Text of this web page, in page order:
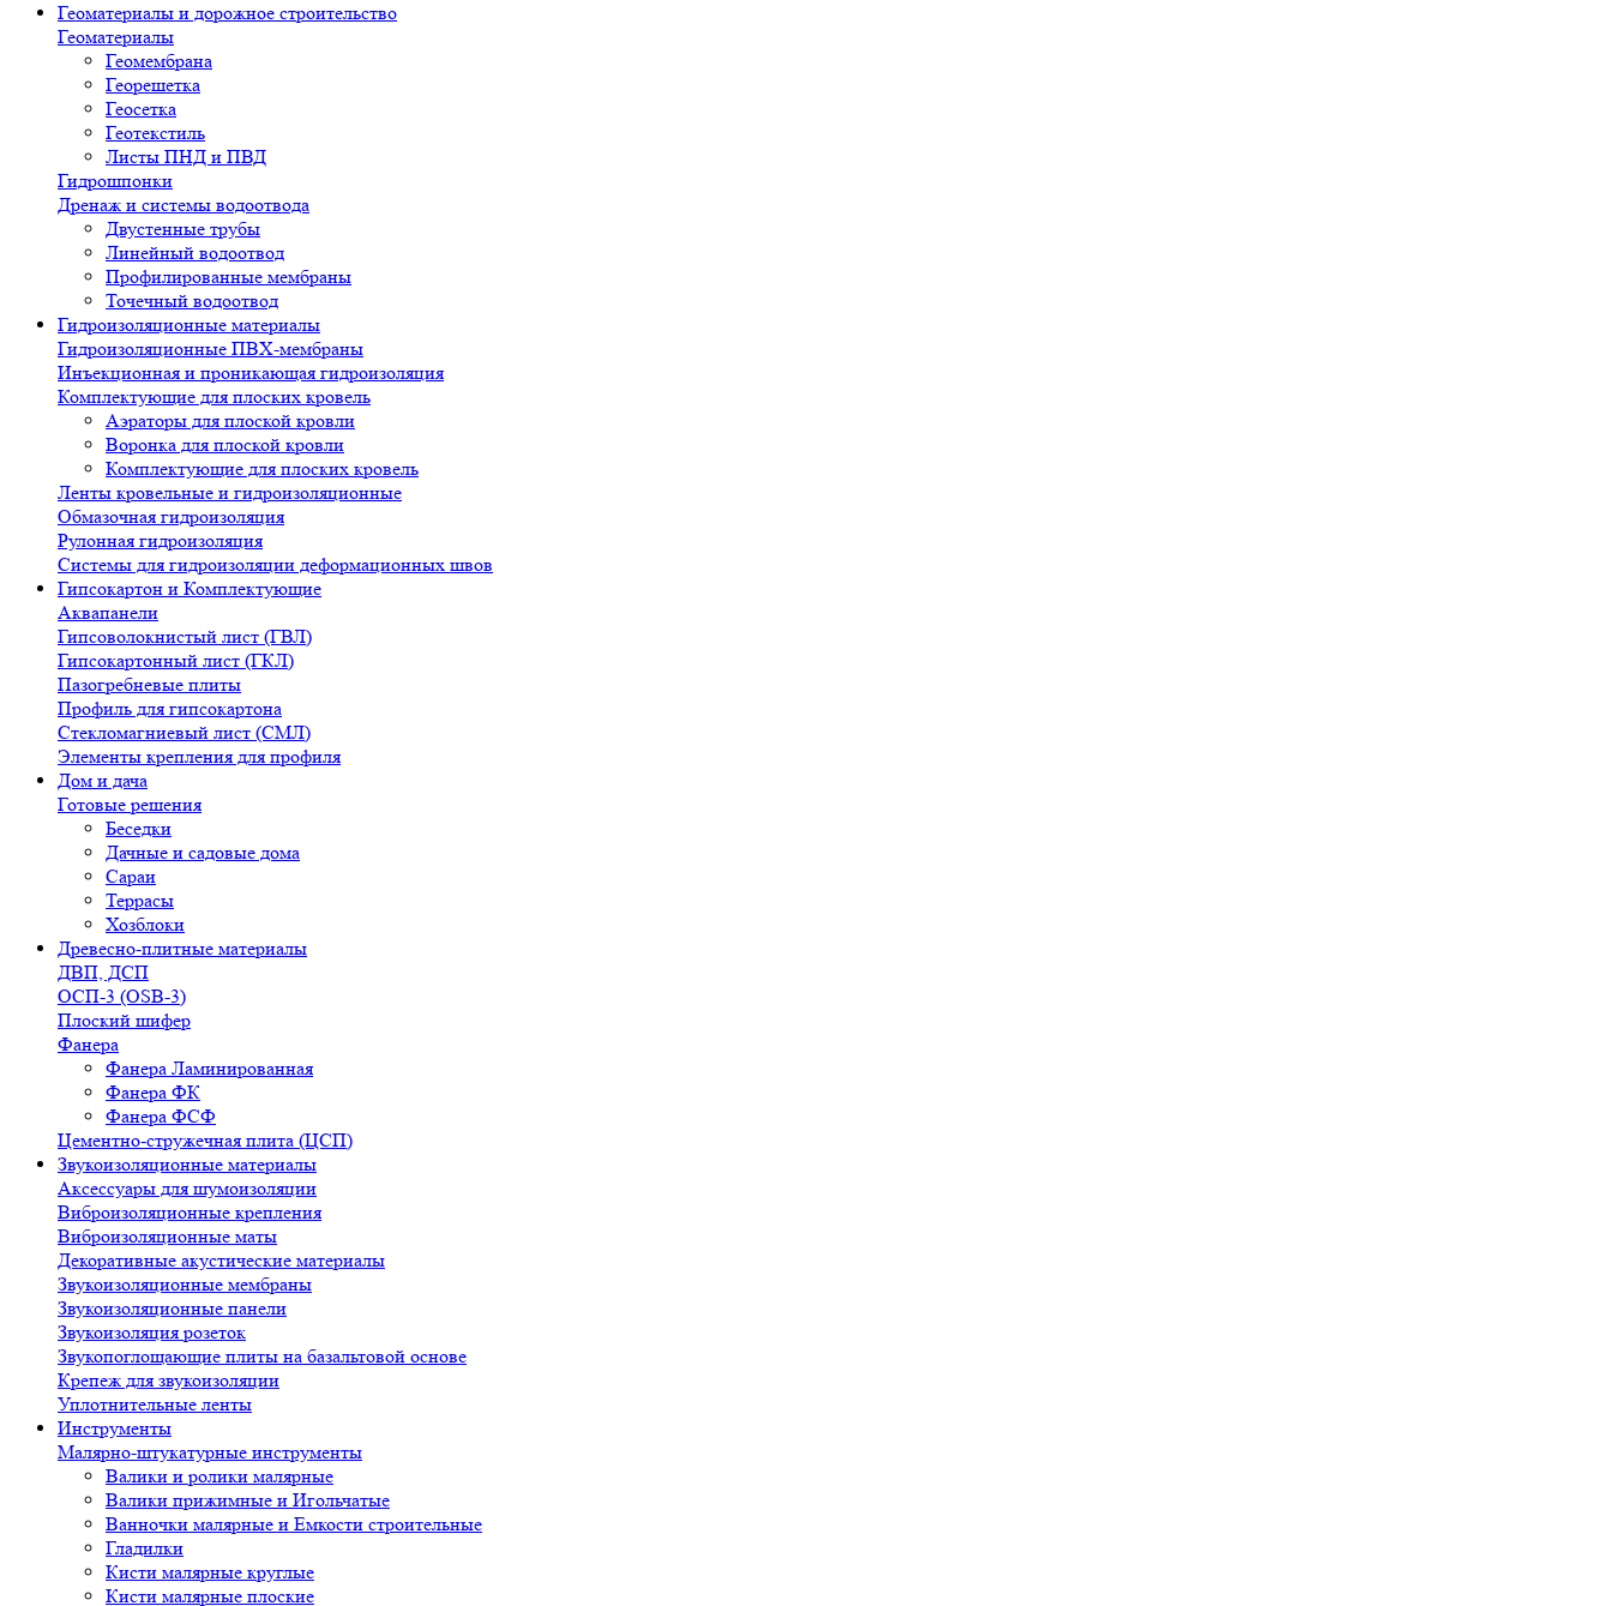
Геоматериалы и дорожное строительство
Геоматериалы
Геомембрана
Георешетка
Геосетка
Геотекстиль
Листы ПНД и ПВД
Гидрошпонки
Дренаж и системы водоотвода
Двустенные трубы
Линейный водоотвод
Профилированные мембраны
Точечный водоотвод
Гидроизоляционные материалы
Гидроизоляционные ПВХ-мембраны
Инъекционная и проникающая гидроизоляция
Комплектующие для плоских кровель
Аэраторы для плоской кровли
Воронка для плоской кровли
Комплектующие для плоских кровель
Ленты кровельные и гидроизоляционные
Обмазочная гидроизоляция
Рулонная гидроизоляция
Системы для гидроизоляции деформационных швов
Гипсокартон и Комплектующие
Аквапанели
Гипсоволокнистый лист (ГВЛ)
Гипсокартонный лист (ГКЛ)
Пазогребневые плиты
Профиль для гипсокартона
Стекломагниевый лист (СМЛ)
Элементы крепления для профиля
Дом и дача
Готовые решения
Беседки
Дачные и садовые дома
Сараи
Террасы
Хозблоки
Древесно-плитные материалы
ДВП, ДСП
ОСП-3 (OSB-3)
Плоский шифер
Фанера
Фанера Ламинированная
Фанера ФК
Фанера ФСФ
Цементно-стружечная плита (ЦСП)
Звукоизоляционные материалы
Аксессуары для шумоизоляции
Виброизоляционные крепления
Виброизоляционные маты
Декоративные акустические материалы
Звукоизоляционные мембраны
Звукоизоляционные панели
Звукоизоляция розеток
Звукопоглощающие плиты на базальтовой основе
Крепеж для звукоизоляции
Уплотнительные ленты
Инструменты
Малярно-штукатурные инструменты
Валики и ролики малярные
Валики прижимные и Игольчатые
Ванночки малярные и Емкости строительные
Гладилки
Кисти малярные круглые
Кисти малярные плоские